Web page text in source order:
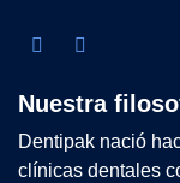
Nuestra
Dentipak nació
clínicas dentales